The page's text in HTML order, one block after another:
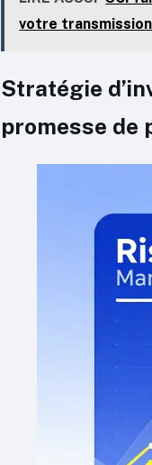
votre transmission
Stratégie
promesse de